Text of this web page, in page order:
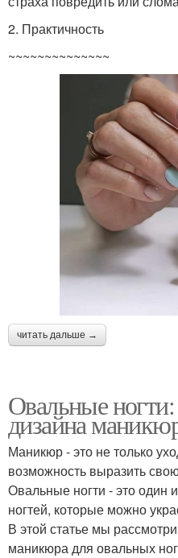
2. Практичность
~~~~~~~~~~~~~~
читать дальше →
Овальные
дизайна
Маникюр - это не только
возможность выразить
Овальные ногти - это один
ногтей, которые можно
В этой статье мы
маникюра для овальных